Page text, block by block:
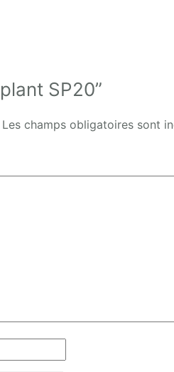
SP20”
Les champs obligatoires sont